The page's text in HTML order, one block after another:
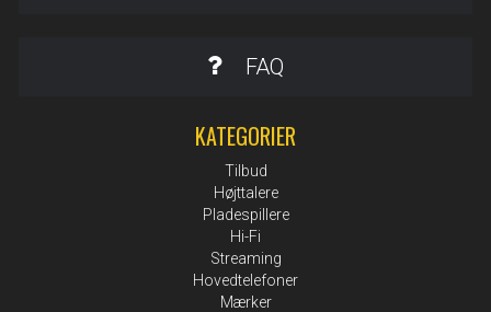
FAQ
KATEGORIER
Tilbud
Højttalere
Pladespillere
Hi-Fi
Streaming
Hovedtelefoner
Mærker